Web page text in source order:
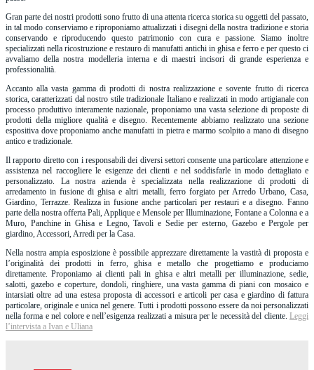
Gran parte dei nostri prodotti sono frutto di una attenta ricerca storica su oggetti del passato,
in tal modo conserviamo e riproponiamo attualizzati i disegni della nostra tradizione e storia
conservando e riproducendo questo patrimonio con cura e passione. Siamo inoltre
specializzati nella ricostruzione e restauro di manufatti antichi in ghisa e ferro e per questo ci
avvaliamo della nostra modelleria interna e di maestri incisori di grande esperienza e
professionalità.
Accanto alla vasta gamma di prodotti di nostra realizzazione e sovente frutto di ricerca
storica, caratterizzati dal nostro stile tradizionale Italiano e realizzati in modo artigianale con
processo produttivo interamente nazionale, proponiamo una vasta selezione di proposte di
prodotti della migliore qualità e disegno. Recentemente abbiamo realizzato una sezione
espositiva dove proponiamo anche manufatti in pietra e marmo scolpito a mano di disegno
antico e tradizionale.
Il rapporto diretto con i responsabili dei diversi settori consente una particolare attenzione e
assistenza nel raccogliere le esigenze dei clienti e nel soddisfarle in modo dettagliato e
personalizzato. La nostra azienda è specializzata nella realizzazione di prodotti di
arredamento in fusione di ghisa e altri metalli, ferro forgiato per Arredo Urbano, Casa,
Giardino, Terrazze. Realizza in fusione anche particolari per restauri e a disegno. Fanno
parte della nostra offerta Pali, Applique e Mensole per Illuminazione, Fontane a Colonna e a
Muro, Panchine in Ghisa e Legno, Tavoli e Sedie per esterno, Gazebo e Pergole per
giardino, Accessori, Arredi per la Casa.
Nella nostra ampia esposizione è possibile apprezzare direttamente la vastità di proposta e
l’originalità dei prodotti in ferro, ghisa e metallo che progettiamo e produciamo
direttamente. Proponiamo ai clienti pali in ghisa e altri metalli per illuminazione, sedie,
salotti, gazebo e coperture, dondoli, ringhiere, una vasta gamma di piani con mosaico e
intarsiati oltre ad una estesa proposta di accessori e articoli per casa e giardino di fattura
particolare, originale e unica nel genere. Tutti i prodotti possono essere da noi personalizzati
nella forma e nel colore e nell’esigenza realizzati a misura per le necessità del cliente. Leggi
l’intervista a Ivan e Uliana